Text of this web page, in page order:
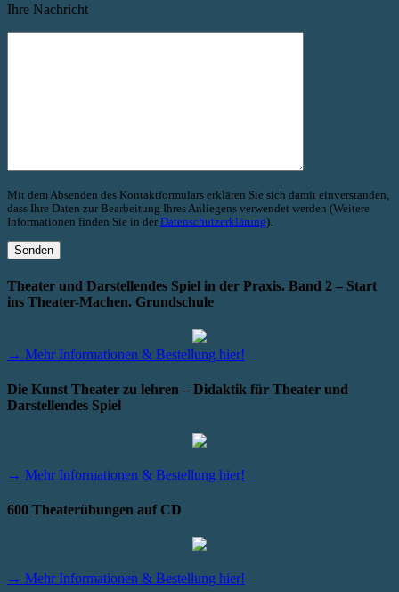
Ihre Nachricht
Mit dem Absenden des Kontaktformulars erklären Sie sich damit einverstanden,
dass Ihre Daten zur Bearbeitung Ihres Anliegens verwendet werden (Weitere
Informationen finden Sie in der Datenschutzerklärung).
Theater und Darstellendes Spiel in der Praxis. Band 2 – Start
ins Theater-Machen. Grundschule
→ Mehr Informationen & Bestellung hier!
Die Kunst Theater zu lehren – Didaktik für Theater und
Darstellendes Spiel
→ Mehr Informationen & Bestellung hier!
600 Theaterübungen auf CD
→ Mehr Informationen & Bestellung hier!